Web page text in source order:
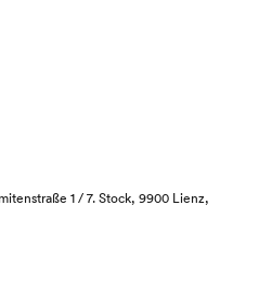
1 / 7. Stock, 9900 Lienz,